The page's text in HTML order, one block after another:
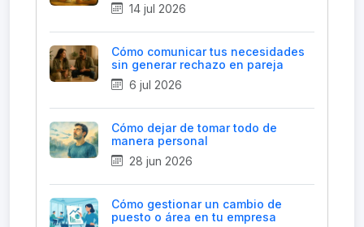
14 jul 2026
Cómo comunicar tus necesidades
sin generar rechazo en pareja
6 jul 2026
Cómo dejar de tomar todo de
manera personal
28 jun 2026
Cómo gestionar un cambio de
puesto o área en tu empresa